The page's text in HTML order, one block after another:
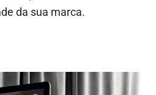
da sua marca.